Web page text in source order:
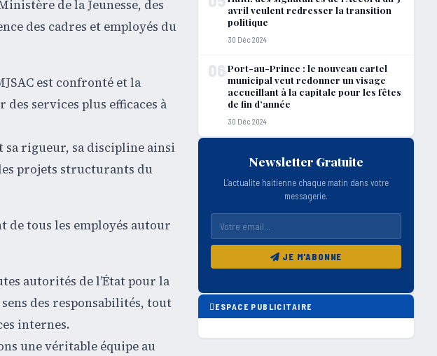
de la Jeunesse, des
des cadres et employés du
est confronté et la
services plus efficaces à
sa rigueur, sa discipline ainsi
projets structurants du
de tous les employés autour
autorités de l’État pour la
des responsabilités, tout
internes.
une véritable équipe au
avril veulent redresser la transition
politique
30 Déc 2024
06Port-au-Prince : le nouveau cartel
municipal veut redonner un visage
accueillant à la capitale pour les fêtes
de fin d’année
30 Déc 2024
Newsletter Gratuite
L'actualite haitienne chaque matin dans votre
messagerie.
JE M'ABONNE
ESPACE PUBLICITAIRE